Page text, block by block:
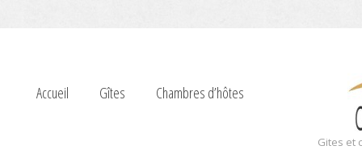
Gites et
Accueil Gîtes Chambres d’hôtes